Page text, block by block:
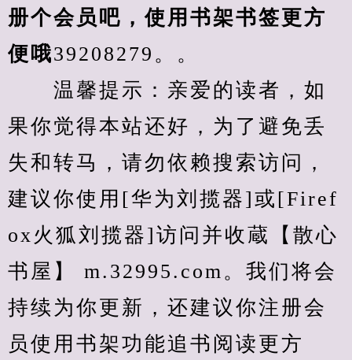
册个会员吧，使用书架书签更方
便哦39208279。。
温馨提示：亲爱的读者，如
果你觉得本站还好，为了避免丢
失和转马，请勿依赖搜索访问，
建议你使用[华为刘揽器]或[Firef
ox火狐刘揽器]访问并收蔵【散心
书屋】 m.32995.com。我们将会
持续为你更新，还建议你注册会
员使用书架功能追书阅读更方